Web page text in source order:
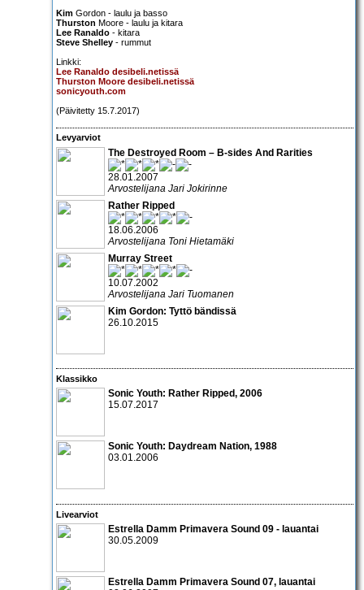
Kim Gordon - laulu ja basso
Thurston Moore - laulu ja kitara
Lee Ranaldo - kitara
Steve Shelley - rummut
Linkki:
Lee Ranaldo desibeli.netissä
Thurston Moore desibeli.netissä
sonicyouth.com
(Päivitetty 15.7.2017)
Levyarviot
The Destroyed Room – B-sides And Rarities
28.01.2007
Arvostelijana Jari Jokirinne
Rather Ripped
18.06.2006
Arvostelijana Toni Hietamäki
Murray Street
10.07.2002
Arvostelijana Jari Tuomanen
Kim Gordon: Tyttö bändissä
26.10.2015
Klassikko
Sonic Youth: Rather Ripped, 2006
15.07.2017
Sonic Youth: Daydream Nation, 1988
03.01.2006
Livearviot
Estrella Damm Primavera Sound 09 - lauantai
30.05.2009
Estrella Damm Primavera Sound 07, lauantai